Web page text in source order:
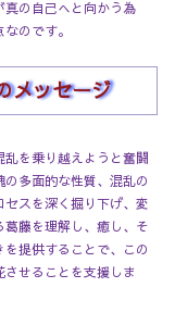
真の自己へと向かう為
のです。
メッセージ
を乗り越えようと奮闘
多面的な性質、混乱の
スを深く掘り下げ、変
藤を理解し、癒し、そ
提供することで、この
せることを支援しま